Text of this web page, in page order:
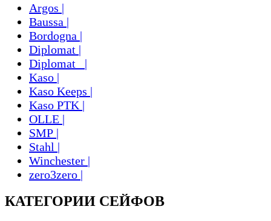
Argos |
Baussa |
Bordogna |
Diplomat |
Diplomat_ |
Kaso |
Kaso Keeps |
Kaso PTK |
OLLE |
SMP |
Stahl |
Winchester |
zero3zero |
КАТЕГОРИИ СЕЙФОВ